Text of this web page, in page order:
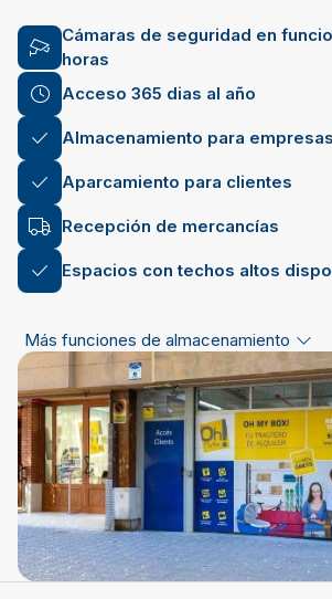
Cámaras de seguridad en
horas
Acceso 365 dias al año
Almacenamiento para empresas
Aparcamiento para clientes
Recepción de mercancías
Espacios con techos altos
Más funciones de almacenamiento